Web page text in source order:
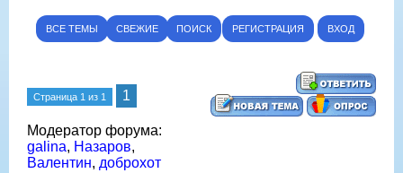
ВСЕ ТЕМЫ СВЕЖИЕ ПОИСК РЕГИСТРАЦИЯ ВХОД
Страница 1 из 1 1
Модератор форума:
galina, Назаров,
Валентин, доброхот